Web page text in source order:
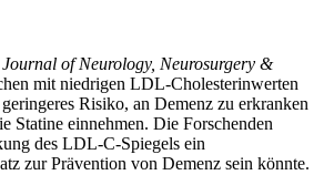
Journal of Neurology, Neurosurgery &
mit niedrigen LDL-Cholesterinwerten
Risiko, an Demenz zu erkranken
Statine einnehmen. Die Forschenden
des LDL-C-Spiegels ein
zur Prävention von Demenz sein könnte.